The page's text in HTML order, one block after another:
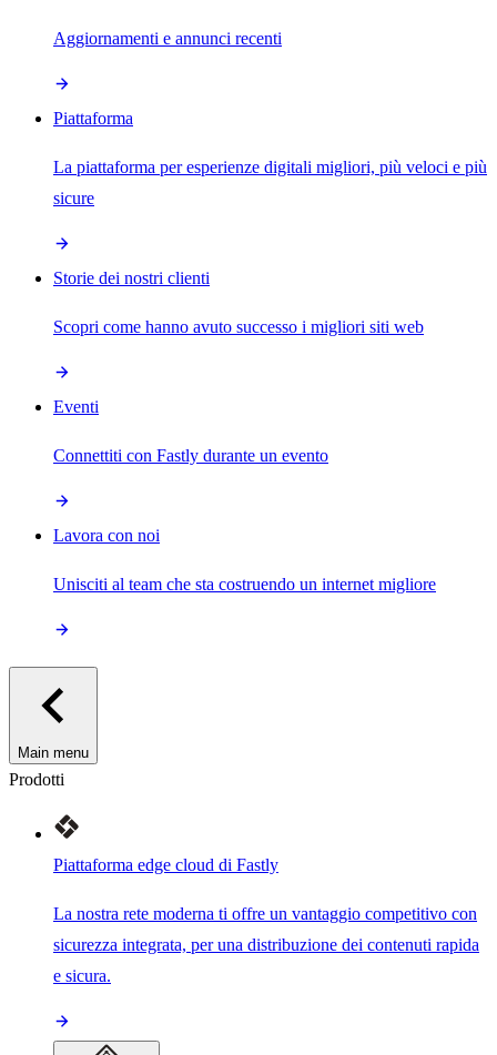
Aggiornamenti e annunci recenti
Piattaforma
La piattaforma per esperienze digitali migliori, più veloci e più
sicure
Storie dei nostri clienti
Scopri come hanno avuto successo i migliori siti web
Eventi
Connettiti con Fastly durante un evento
Lavora con noi
Unisciti al team che sta costruendo un internet migliore
Main menu
Prodotti
Piattaforma edge cloud di Fastly
La nostra rete moderna ti offre un vantaggio competitivo con
sicurezza integrata, per una distribuzione dei contenuti rapida
e sicura.